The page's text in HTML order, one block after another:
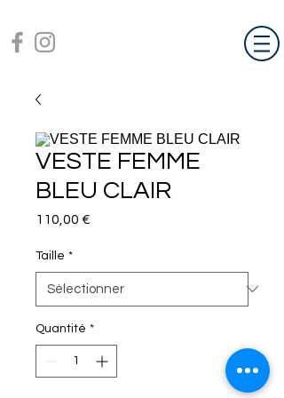
VESTE FEMME
BLEU CLAIR
110,00 €
Taille *
Quantité *